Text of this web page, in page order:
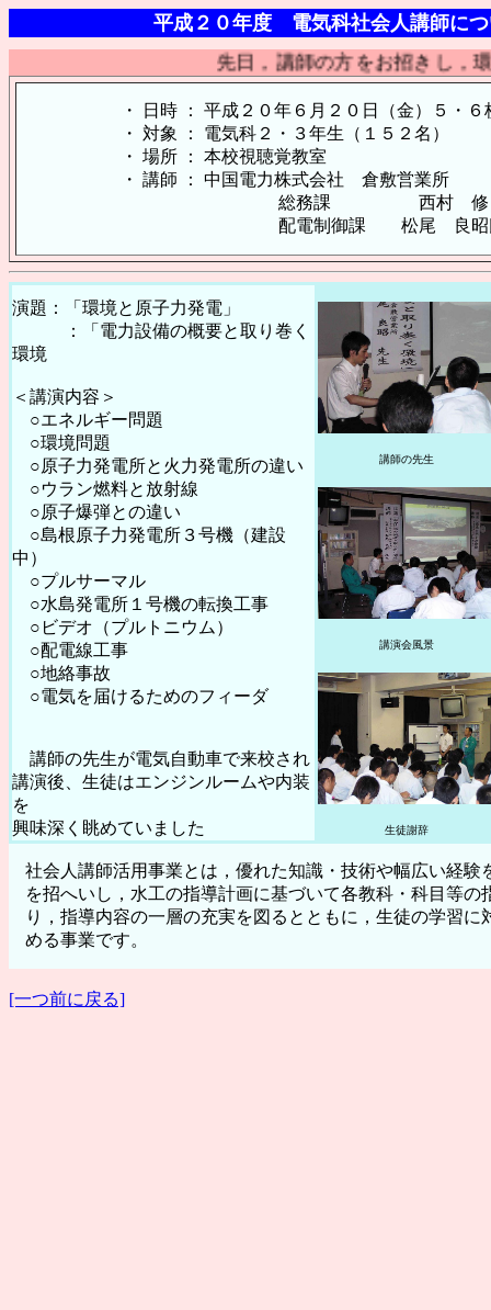
平成２０年度 電気科社会人講師に
先日，講師の方をお招きし，
・ 日時 ： 平成２０年６月２０日（金）５・６
・ 対象 ： 電気科２・３年生（１５２名）
・ 場所 ： 本校視聴覚教室
・ 講師 ： 中国電力株式会社 倉敷営業所
総務課 西村 修
配電制御課 松尾 良昭
演題：「環境と原子力発電」
：「電力設備の概要と取り巻く
環境
＜講演内容＞
○エネルギー問題
○環境問題
○原子力発電所と火力発電所の違い
○ウラン燃料と放射線
○原子爆弾との違い
○島根原子力発電所３号機（建設
中）
○プルサーマル
○水島発電所１号機の転換工事
○ビデオ（プルトニウム）
○配電線工事
○地絡事故
○電気を届けるためのフィーダ
講師の先生が電気自動車で来校され
講演後、生徒はエンジンルームや内装
を
興味深く眺めていました
講師の先生
講演会風景
生徒謝辞
社会人講師活用事業とは，優れた知識・技術や幅広い経験
を招へいし，水工の指導計画に基づいて各教科・科目等の
り，指導内容の一層の充実を図るとともに，生徒の学習に
める事業です。
[一つ前に戻る]